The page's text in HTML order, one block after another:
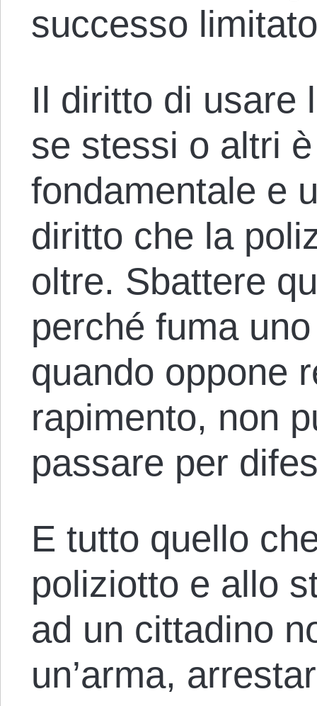
successo
Il diritto di usare
se stessi o altri
fondamentale e
diritto che la
oltre. Sbattere
perché fuma
quando oppone
rapimento, non
passare per
E tutto quello
poliziotto e allo
ad un cittadino
un’arma,